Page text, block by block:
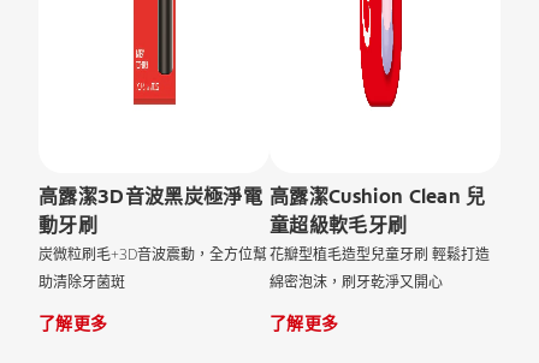
高露潔3D音波黑炭極淨電
動牙刷
炭微粒刷毛+3D音波震動，全方位幫
助清除牙菌斑
了解更多
高露潔Cushion Clean 兒
童超級軟毛牙刷
花瓣型植毛造型兒童牙刷 輕鬆打造
綿密泡沫，刷牙乾淨又開心
了解更多